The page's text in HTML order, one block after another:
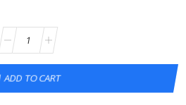
ADD TO CART